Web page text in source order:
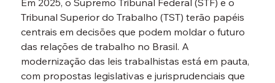
Em 2025, o Supremo Tribunal Federal (STF) e o
Tribunal Superior do Trabalho (TST) terão papéis
centrais em decisões que podem moldar o futuro
das relações de trabalho no Brasil. A
modernização das leis trabalhistas está em pauta,
com propostas legislativas e jurisprudenciais que